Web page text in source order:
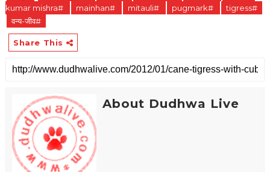
kumar mishra#
mainhan# mitauli# pugmark#
tigress#
वन्य-जीव#
Share This
About Dudhwa Live